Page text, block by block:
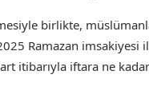
birlikte,
Ramazan imsakiyesi
itibarıyla iftara ne